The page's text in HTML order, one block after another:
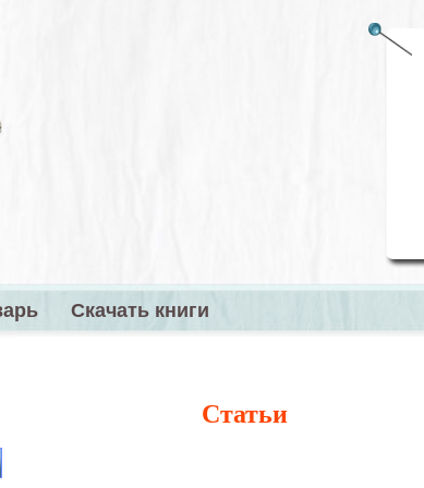
Скачать книги
Статьи